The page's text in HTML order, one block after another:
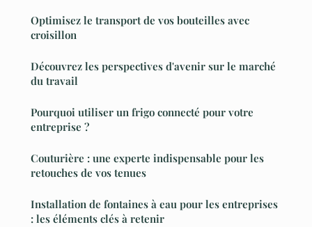
Optimisez le transport de vos bouteilles avec
croisillon
Découvrez les perspectives d'avenir sur le marché
du travail
Pourquoi utiliser un frigo connecté pour votre
entreprise ?
Couturière : une experte indispensable pour les
retouches de vos tenues
Installation de fontaines à eau pour les entreprises
: les éléments clés à retenir